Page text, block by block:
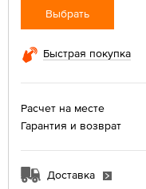
Выбрать
Быстрая покупка
Расчет на месте
Гарантия и возврат
Доставка